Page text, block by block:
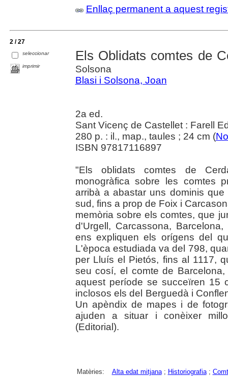
Enllaç permanent a aquest
2 / 27
seleccionar
imprimir
Els Oblidats comtes de
Solsona
Blasi i Solsona, Joan
2a ed.
Sant Vicenç de Castellet : Farell
280 p. : il., map., taules ; 24 cm (
ISBN 97817116897
"Els oblidats comtes de
monogràfica sobre les comtes
arribà a abastar uns dominis
sud, fins a prop de Foix i
memòria sobre els comtes, que
d'Urgell, Carcassona,
ens expliquen els orígens del
L'època estudiada va del 798,
per Lluís el Pietós, fins al 1117,
seu cosí, el comte de
aquest període se succeïren 15
inclosos els del Berguedà i
Un apèndix de mapes i de
ajuden a situar i conèixer
(Editorial).
Matèries: Alta edat mitjana; Historiografia;